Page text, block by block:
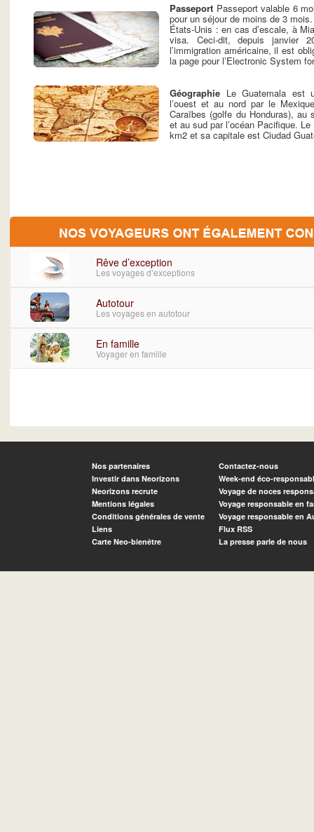
Passeport Passeport valable 6
pour un séjour de moins de 3
États-Unis : en cas d’escale, à
visa. Ceci-dit, depuis janvier
l’immigration américaine, il est
la page pour l’Electronic System
Géographie Le Guatemala est
l’ouest et au nord par le
Caraïbes (golfe du Honduras), au
et au sud par l’océan Pacifique.
km2 et sa capitale est Ciudad
Rêve d’exception
Les voyages d’exceptions
Autotour
Les voyages en autotour
En famille
Voyager en famille
Nos partenaires
Investir dans Neorizons
Neorizons recrute
Mentions légales
Conditions générales de vente
Liens
Carte Neo-bienêtre
Contactez-nous
Week-end éco-
Voyage de noces
Voyage responsable en
Voyage responsable en
Flux RSS
La presse parle de nous